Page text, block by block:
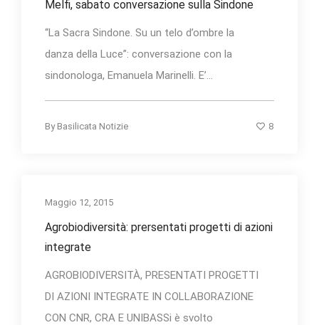
Melfi, sabato conversazione sulla Sindone
“La Sacra Sindone. Su un telo d’ombre la
danza della Luce”: conversazione con la
sindonologa, Emanuela Marinelli. E’...
By Basilicata Notizie 8
Maggio 12, 2015
Agrobiodiversità: prersentati progetti di azioni
integrate
AGROBIODIVERSITÀ, PRESENTATI PROGETTI
DI AZIONI INTEGRATE IN COLLABORAZIONE
CON CNR, CRA E UNIBASSi è svolto